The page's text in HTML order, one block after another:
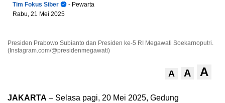
Tim Fokus Siber
- Pewarta
Rabu, 21 Mei 2025
Presiden Prabowo Subianto dan Presiden ke-5 RI Megawati Soekarnoputri.
(Instagram.com/@presidenmegawati)
A A A
JAKARTA – Selasa pagi, 20 Mei 2025, Gedung